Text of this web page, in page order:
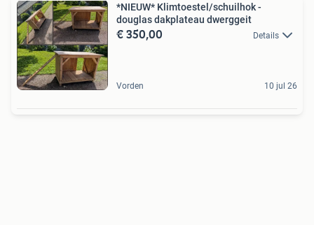
*NIEUW* Klimtoestel/schuilhok -
douglas dakplateau dwerggeit
€ 350,00 Details
Vorden 10 jul 26